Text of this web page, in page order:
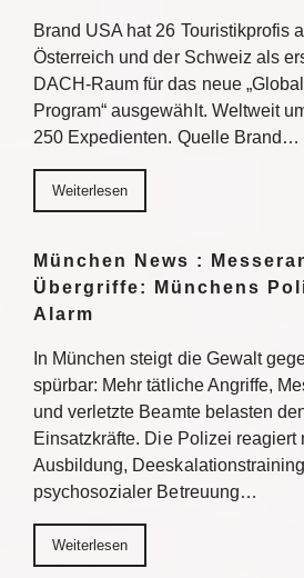
Brand USA hat 26 Touristikprofis
Österreich und der Schweiz als
DACH-Raum für das neue
Program“ ausgewählt. Weltweit
250 Expedienten. Quelle Brand…
Weiterlesen
München News :
Übergriffe: Münchens
Alarm
In München steigt die Gewalt
spürbar: Mehr tätliche Angriffe,
und verletzte Beamte belasten
Einsatzkräfte. Die Polizei reagiert
Ausbildung,
psychosozialer Betreuung…
Weiterlesen